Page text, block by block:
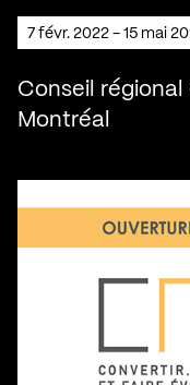
7 févr. 2022 - 15 mai
Conseil
Montréal